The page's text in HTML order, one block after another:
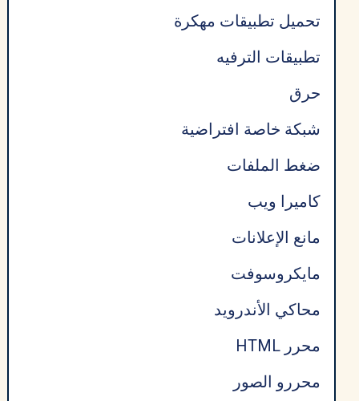
تحميل تطبيقات مهكرة
تطبيقات الترفيه
حرق
شبكة خاصة افتراضية
ضغط الملفات
كاميرا ويب
مانع الإعلانات
مايكروسوفت
محاكي الأندرويد
محرر HTML
محررو الصور